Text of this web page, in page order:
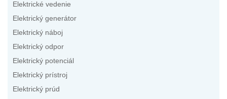
Elektrické vedenie
Elektrický generátor
Elektrický náboj
Elektrický odpor
Elektrický potenciál
Elektrický prístroj
Elektrický prúd